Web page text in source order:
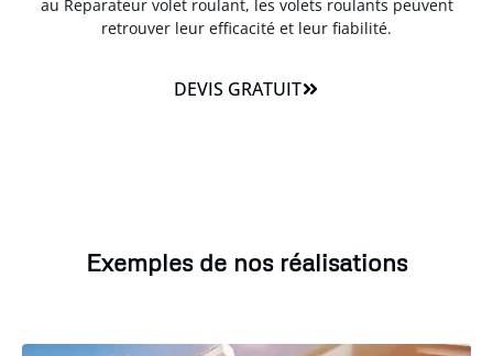
au Reparateur volet roulant, les volets roulants peuvent
retrouver leur efficacité et leur fiabilité.
DEVIS GRATUIT
Exemples de nos réalisations